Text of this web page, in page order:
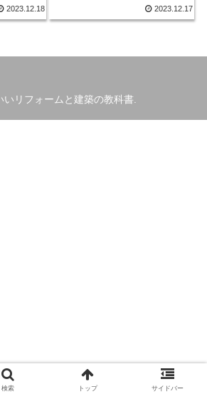
2023.12.18 2023.12.17
リフォームと建築の教科書.
検索 トップ サイドバー